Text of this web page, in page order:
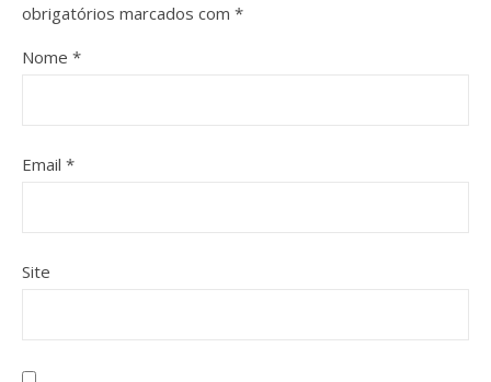
obrigatórios marcados com *
Nome *
Email *
Site